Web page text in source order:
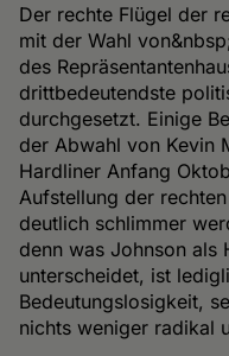
Der rechte Flügel der
mit der Wahl
des
drittbedeutendste
durchgesetzt. Einige
der Abwahl von Kevin
Hardliner Anfang
Aufstellung der
deutlich schlimmer
denn was Johnson als
unterscheidet, ist
Bedeutungslosigkeit,
nichts weniger radikal